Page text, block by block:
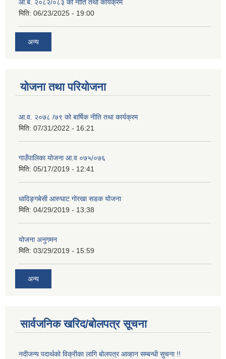
आ.ब. २०८२/०८३ को नीति तथा कार्यक्रम
मिति: 06/23/2025 - 19:00
अन्य
योजना तथा परियोजना
आ.व. २०७८ /७९ को बार्षिक नीति तथा कार्यक्रम
मिति: 07/31/2022 - 16:21
गाउँपालिका योजना आ.व ०७५/०७६
मिति: 05/17/2019 - 12:41
धादिङ्गबेसी आरुघाट गोरखा सडक योजना
मिति: 04/29/2019 - 13:38
योजना अनुगमन
मिति: 03/29/2019 - 15:59
अन्य
सार्वजनिक खरिद/बोलपत्र सूचना
नदीजन्य पदार्थको विक्रीका लागि बोलपत्र आव्हान सम्बन्धी सुचना !!